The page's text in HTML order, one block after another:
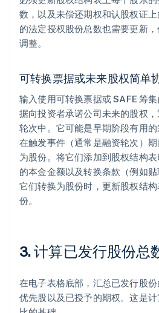
数，以及未偿还期权和认股权证
的法定授权股份总数也需要更新
调整。
可转换票据或未来股权简单
输入使用可转换票据或 SAFE 筹
据向投资者承诺公司未来的股权
轮次中。它可能是早期阶段有用
在触发事件（通常是融资轮次）
为股份。将它们添加到股权结构
的本金金额以及转换条款（例如
它们转换为股份时，更新股权结
份。
3. 计算已发行股份总
在电子表格底部，汇总已发行股
优先股以及已授予的期权。这是